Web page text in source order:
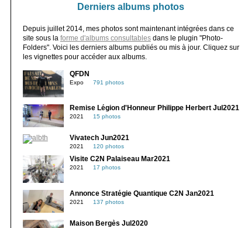
Derniers albums photos
Depuis juillet 2014, mes photos sont maintenant intégrées dans ce
site sous la forme d'albums consultablesdans le plugin "Photo-
Folders". Voici les derniers albums publiés ou mis à jour. Cliquez sur
les vignettes pour accéder aux albums.
QFDN
Expo 791 photos
Remise Légion d'Honneur Philippe Herbert Jul2021
2021 15 photos
Vivatech Jun2021
2021 120 photos
Visite C2N Palaiseau Mar2021
2021 17 photos
Annonce Stratégie Quantique C2N Jan2021
2021 137 photos
Maison Bergès Jul2020